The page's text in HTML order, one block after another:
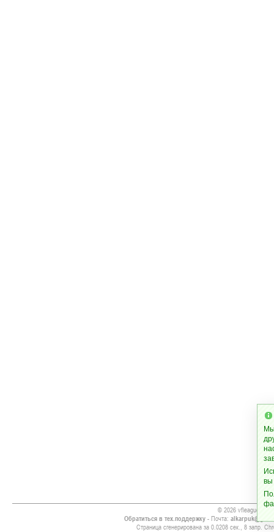
© 2026 vfleague.com
Обратиться в тех.поддержку- Почта:
Страница сгенерирована за 0.0208 сек., 8 запр.
вы